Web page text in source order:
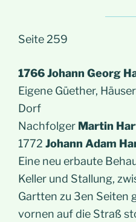
Seite 259
1766 Johann Georg
Eigene Güether,
Dorf
Nachfolger Martin
1772 Johann Adam
Eine neu erbaute
Keller und Stallung,
Gartten zu 3en Seiten
vornen auf die Straß